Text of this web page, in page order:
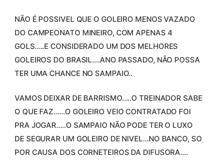
NÃO É POSSIVEL QUE O GOLEIRO MENOS VAZADO
DO CAMPEONATO MINEIRO, COM APENAS 4
GOLS…..E CONSIDERADO UM DOS MELHORES
GOLEIROS DO BRASIL….ANO PASSADO, NÃO POSSA
TER UMA CHANCE NO SAMPAIO..
VAMOS DEIXAR DE BARRISMO…..O TREINADOR SABE
O QUE FAZ……O GOLEIRO VEIO CONTRATADO FOI
PRA JOGAR…..O SAMPAIO NÃO PODE TER O LUXO
DE SEGURAR UM GOLEIRO DE NIVEL…NO BANCO, SO
POR CAUSA DOS CORNETEIROS DA DIFUSORA….